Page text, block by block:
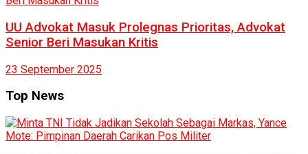
UU Advokat Masuk Prolegnas Prioritas, Advokat
Senior Beri Masukan Kritis
23 September 2025
Top News